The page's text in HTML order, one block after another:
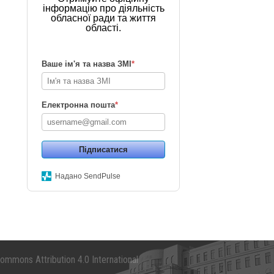
інформацію про діяльність
обласної ради та життя
області.
Ваше ім'я та назва ЗМІ*
Електронна пошта*
Підписатися
Надано SendPulse
Attribution 4.0 International